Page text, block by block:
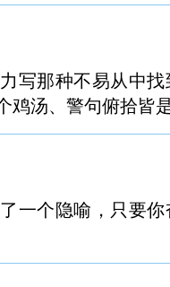
写那种不易从中
鸡汤、警句俯拾皆
一个隐喻，只要